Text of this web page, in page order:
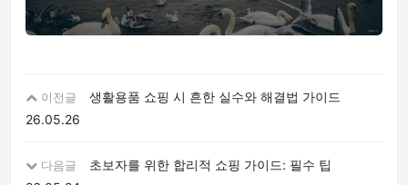
이전글
생활용품 쇼핑 시 흔한 실수와 해결법 가이드
26.05.26
다음글
초보자를 위한 합리적 쇼핑 가이드: 필수 팁